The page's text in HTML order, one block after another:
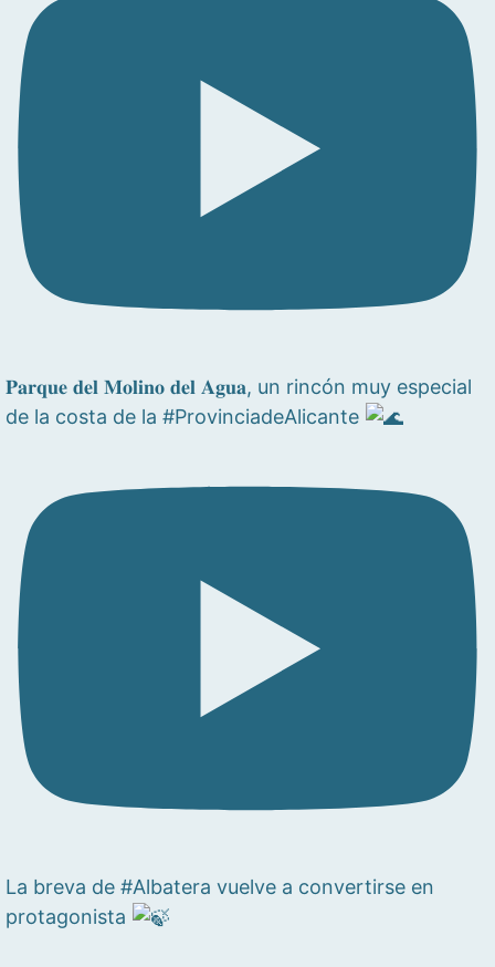
𝐏𝐚𝐫𝐪𝐮𝐞 𝐝𝐞𝐥 𝐌𝐨𝐥𝐢𝐧𝐨 𝐝𝐞𝐥 𝐀𝐠𝐮𝐚, un rincón muy especial
de la costa de la #ProvinciadeAlicante
La breva de #Albatera vuelve a convertirse en
protagonista